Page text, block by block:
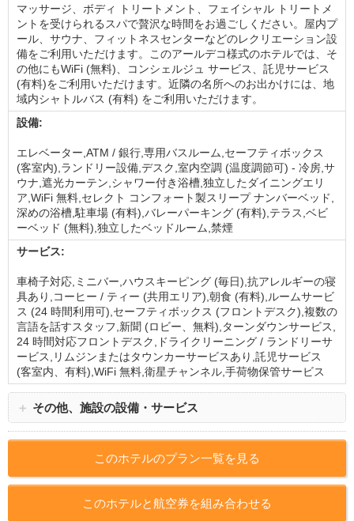
マッサージ、ボディ トリートメント、フェイシャル トリートメ
ントを受けられるスパで贅沢な時間をお過ごしください。屋内プ
ール、サウナ、フィットネスセンターなどのレクリエーション設
備をご利用いただけます。このアールデコ様式のホテルでは、そ
の他にもWiFi (無料)、コンシェルジュ サービス、託児サービス
(有料)をご利用いただけます。近隣の名所へのお出かけには、地
域内シャトルバス (有料) をご利用いただけます。
設備:
エレベーター,ATM / 銀行,専用バスルーム,セーフティボックス
(客室内),ランドリー設備,デスク,室内空調 (温度調節可) - 冷房,サ
ウナ,遮光カーテン,シャワー付き浴槽,独立したダイニングエリ
ア,WiFi 無料,セレクト コンフォート製スリープ ナンバーベッド,
深めの浴槽,駐車場 (有料),バレーパーキング (有料),テラス,ベビ
ーベッド (無料),独立したベッドルーム,禁煙
サービス:
車椅子対応,ミニバー,ハウスキーピング (毎日),抗アレルギーの寝
具あり,コーヒー / ティー (共用エリア),朝食 (有料),ルームサービ
ス (24 時間利用可),セーフティボックス (フロントデスク),複数の
言語を話すスタッフ,新聞 (ロビー、無料),ターンダウンサービス,
24 時間対応フロントデスク,ドライクリーニング / ランドリーサ
ービス,リムジンまたはタウンカーサービスあり,託児サービス
(客室内、有料),WiFi 無料,衛星チャンネル,手荷物保管サービス
＋ その他、施設の設備・サービス
このホテルのプラン一覧を見る
このホテルと航空券を組み合わせる